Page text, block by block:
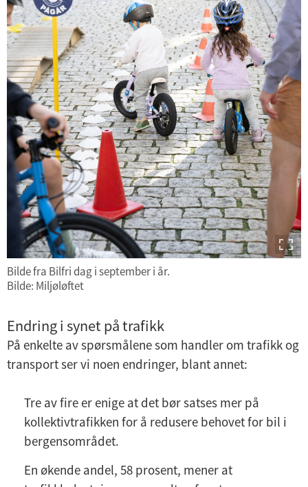
Bilde fra Bilfri dag i september i år.
Bilde: Miljøløftet
Endring i synet på trafikk
På enkelte av spørsmålene som handler om trafikk og
transport ser vi noen endringer, blant annet:
Tre av fire er enige at det bør satses mer på
kollektivtrafikken for å redusere behovet for bil i
bergensområdet.
En økende andel, 58 prosent, mener at